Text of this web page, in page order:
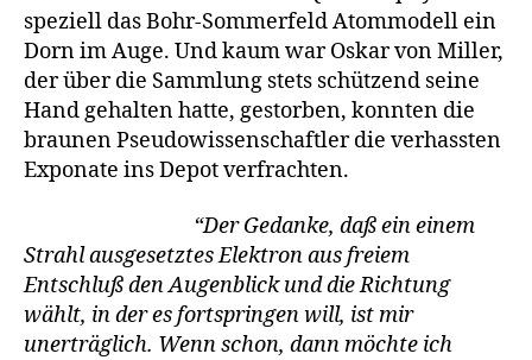
speziell das Bohr-Sommerfeld Atommodell ein
Dorn im Auge. Und kaum war Oskar von Miller,
der über die Sammlung stets schützend seine
Hand gehalten hatte, gestorben, konnten die
braunen Pseudowissenschaftler die verhassten
Exponate ins Depot verfrachten.
“Der Gedanke, daß ein einem
Strahl ausgesetztes Elektron aus freiem
Entschluß den Augenblick und die Richtung
wählt, in der es fortspringen will, ist mir
unerträglich. Wenn schon, dann möchte ich